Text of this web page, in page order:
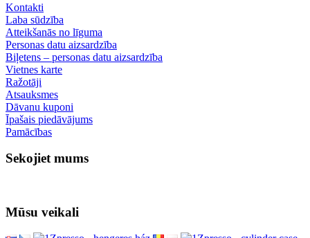
Kontakti
Laba sūdzība
Atteikšanās no līguma
Personas datu aizsardzība
Biļetens – personas datu aizsardzība
Vietnes karte
Ražotāji
Atsauksmes
Dāvanu kuponi
Īpašais piedāvājums
Pamācības
Sekojiet mums
Mūsu veikali